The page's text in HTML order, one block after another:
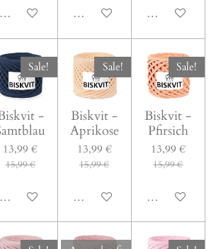
In den WarenkorbIn den WarenkorbIn den
Sale!
-
13,99 €
15,99 €
In den Warenkorb
Sale!
Biskvit -
Aprikose
13,99 €
15,99 €
In den Warenkorb
Sale!
Biskvit -
Pfirsich
13,99 €
15,99 €
In den